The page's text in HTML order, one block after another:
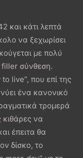
και κάτι λεπτά
να ξεχωρίσει
με πολύ
filler σύνθεση.
live”, που επί της
ένα κανονικό
τρομερά
κιθάρες να
έπειτα θα
δίσκο, το